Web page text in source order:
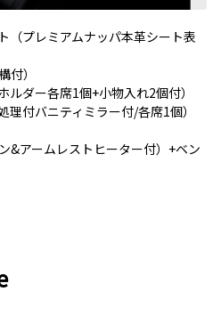
（プレミアムナッパ本革シート表
付）
ルダー各席1個+小物入れ2個付）
理付バニティミラー付/各席1個）
&アームレストヒーター付）+ベン